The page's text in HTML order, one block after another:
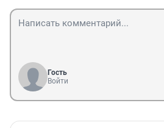
Гость
Войти